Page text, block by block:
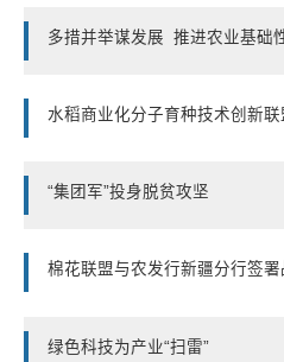
“集团军”投身脱贫攻坚
绿色科技为产业“扫雷”